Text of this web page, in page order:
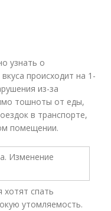
узнать о
происходит на 1-
из-за
тошноты от еды,
в транспорте,
помещении.
спать
утомляемость.